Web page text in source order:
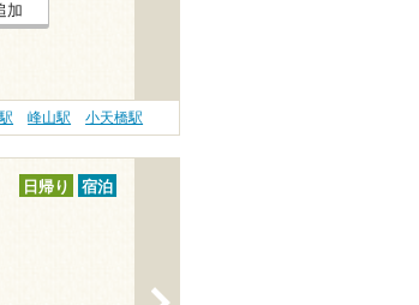
加
峰山駅 小天橋駅
日帰り 宿泊